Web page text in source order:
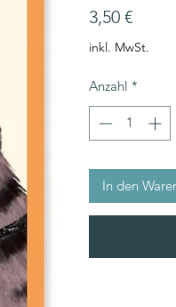
3,50 €Preis
inkl. MwSt.
Anzahl *
In den